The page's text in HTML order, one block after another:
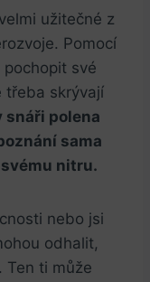
užitečné z
Pomocí
své
třeba skrývají
snáři polena
sama
nitru.
nebo jsi
odhalit,
Ten ti může